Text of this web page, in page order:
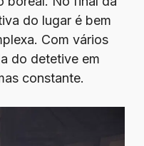
do lugar é bem
Com vários
do detetive em
constante.